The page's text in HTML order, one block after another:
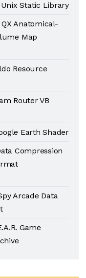
Unix Static Library
Anatomical-
Map
Resource
Router VB
Earth Shader
Compression
Arcade Data
Game